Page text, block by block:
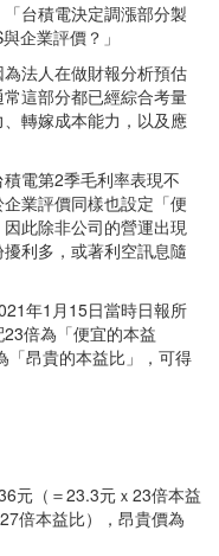
台積電決定調漲部分製
企業評價？」
法人在做財報分析預估
這部分都已經綜合考量
轉嫁成本能力，以及應
電第2季毛利率表現不
業評價同樣也設定「便
此除非公司的營運出現
利多，或著利空訊息隨
年1月15日當時日報所
倍為「便宜的本益
「昂貴的本益比」，可得
元（＝23.3元ｘ23倍本益
倍本益比），昂貴價為